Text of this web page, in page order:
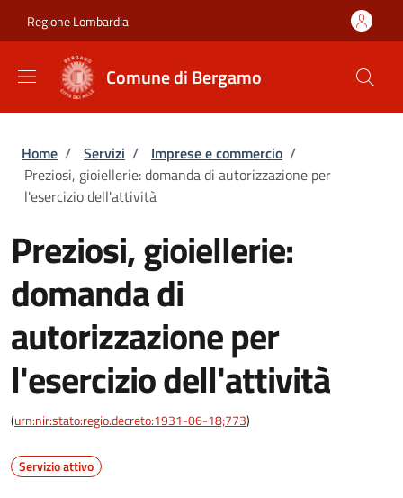
Regione Lombardia
Comune di Bergamo
Briciole di pane
Home / Servizi / Imprese e commercio /
Preziosi, gioiellerie: domanda di autorizzazione per
l'esercizio dell'attività
Preziosi, gioiellerie:
domanda di
autorizzazione per
l'esercizio dell'attività
(urn:nir:stato:regio.decreto:1931-06-18;773)
Servizio attivo